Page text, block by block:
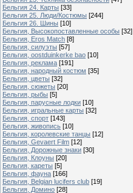
Бельгия 24. Карты [33]
Бельгия 25. Люди/Костюмы [244]
Бельгия 26. Шины [10]
Бельгия, Высокопоставленные особы [32]
Бельгия, Eros Match [8]
Бельгия, силуэты [57]
Бельгия, oostduinkerke bao [10]
Бельгия, реклама [191]
Бельгия, народный костюм [35]
Бельгия, цветы [32]
Бельгия, сюжеты [20]
Бельгия, рыбы [5]
Бельгия, парусные лодки [10]
Бельгия, игральные карты [32]
Бельгия, спорт [143]
Бельгия, живопись [10]
Бельгия, королевские танцы [12]
Бельгия, Gevaert Film [12]
Бельгия, Дорожные знаки [30]
Бельгия, Клоуны [20]
Бельгия, кареты [5]
Бельгия, фауна [166]
Бельгия, Belgian lucifers club [19]
Бельгия, Домино [28]